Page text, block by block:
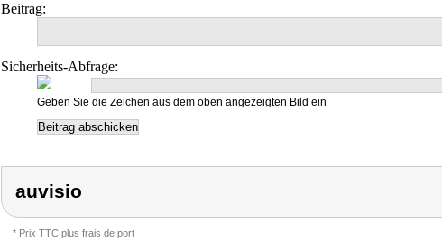
Beitrag:
Sicherheits-Abfrage:
Geben Sie die Zeichen aus dem oben angezeigten Bild ein
auvisio
* Prix TTC plus frais de port